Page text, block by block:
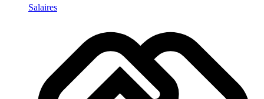
Salaires